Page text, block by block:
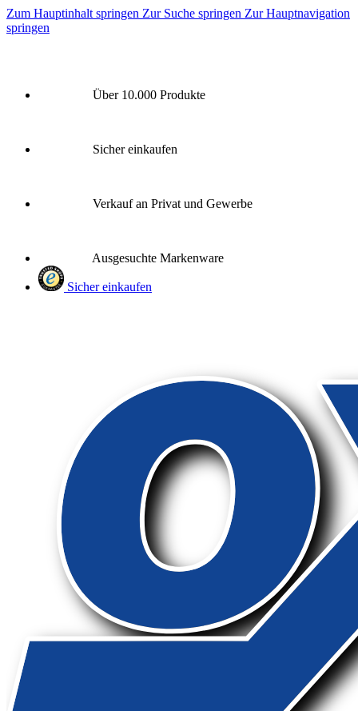
Zum Hauptinhalt springen Zur Suche springen Zur Hauptnavigation
springen
Über 10.000 Produkte
Sicher einkaufen
Verkauf an Privat und Gewerbe
Ausgesuchte Markenware
Sicher einkaufen